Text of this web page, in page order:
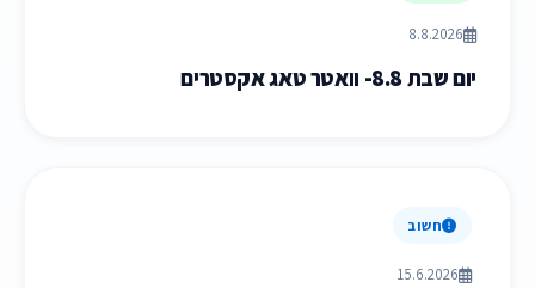
8.8.2026
יום שבת 8.8- וואטר טאג אקסטרים
חשוב
15.6.2026